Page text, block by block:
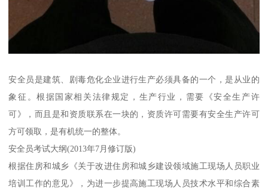
安全员是建筑、剧毒危化企业进行生产必须具备的一个，是从业的
象征。根据国家相关法律规定，生产行业，需要《安全生产许
可》，而且是和资质联系在一块的，资质许可需要有安全生产许可
方可领取，是有机统一的整体。
安全员考试大纲(2013年7月修订版)
根据住房和城乡《关于改进住房和城乡建设领域施工现场人员职业
培训工作的意见》，为进一步提高施工现场人员技术水平和综合素